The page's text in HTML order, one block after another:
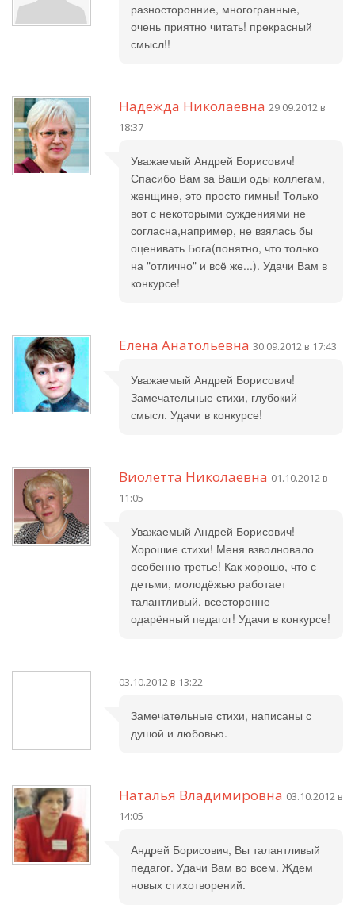
разносторонние, многогранные,
очень приятно читать! прекрасный
смысл!!
Надежда Николаевна 29.09.2012 в
18:37
Уважаемый Андрей Борисович!
Спасибо Вам за Ваши оды коллегам,
женщине, это просто гимны! Только
вот с некоторыми суждениями не
согласна,например, не взялась бы
оценивать Бога(понятно, что только
на "отлично" и всё же...). Удачи Вам в
конкурсе!
Елена Анатольевна 30.09.2012 в 17:43
Уважаемый Андрей Борисович!
Замечательные стихи, глубокий
смысл. Удачи в конкурсе!
Виолетта Николаевна 01.10.2012 в
11:05
Уважаемый Андрей Борисович!
Хорошие стихи! Меня взволновало
особенно третье! Как хорошо, что с
детьми, молодёжью работает
талантливый, всесторонне
одарённый педагог! Удачи в конкурсе!
03.10.2012 в 13:22
Замечательные стихи, написаны с
душой и любовью.
Наталья Владимировна 03.10.2012 в
14:05
Андрей Борисович, Вы талантливый
педагог. Удачи Вам во всем. Ждем
новых стихотворений.